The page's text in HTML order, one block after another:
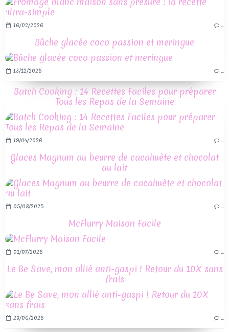
16/02/2026 …
Bûche glacée coco passion et meringue
13/12/2025 …
Batch Cooking : 14 Recettes Faciles pour préparer
Tous les Repas de la Semaine
19/04/2026 …
Glaces Magnum au beurre de cacahuète et chocolat
au lait
05/08/2025 …
McFlurry Maison Facile
01/07/2025 …
Le Be Save, mon allié anti-gaspi ! Retour du 10X sans
frais
23/06/2025 …